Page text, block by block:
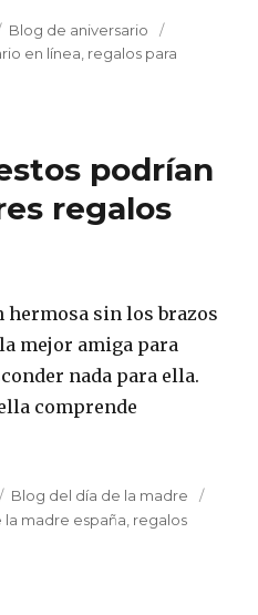
Category
Blog de aniversario
en línea regalos para
podrían
regalos
hermosa sin los brazos
mejor amiga para
nada para ella.
comprende
Category
Blog del día de la madre
la madre españa regalos